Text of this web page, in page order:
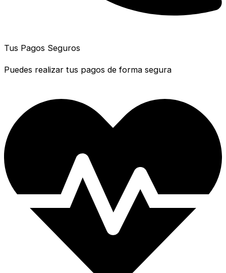
Tus Pagos Seguros
Puedes realizar tus pagos de forma segura